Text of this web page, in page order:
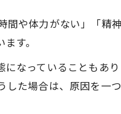
屋敷同時進行
ートを活用
策まとめ
ポイント集
や体力がない」「精
す。
なっていることもあ
た場合は、原因を一